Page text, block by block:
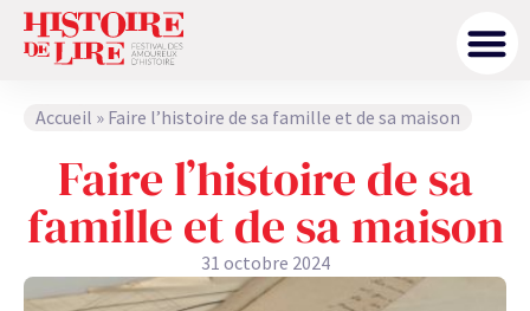
Accueil » Faire l’histoire de sa famille et de sa maison
Faire l’histoire de sa
famille et de sa maison
31 octobre 2024